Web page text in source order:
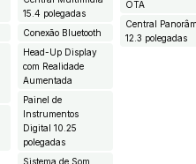
15.4 polegadas
Conexão Bluetooth
Head-Up Display
com Realidade
Aumentada
Painel de
Instrumentos
Digital 10.25
polegadas
Sistema de Som
OTA
Central
12.3 polegadas